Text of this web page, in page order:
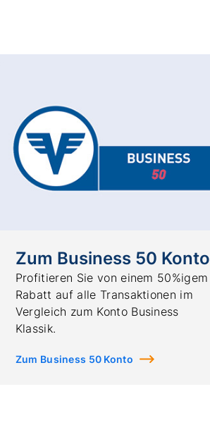
Zum Business 50 Konto
Profitieren Sie von einem 50%igem
Rabatt auf alle Transaktionen im
Vergleich zum Konto Business
Klassik.
Zum Business 50 Konto